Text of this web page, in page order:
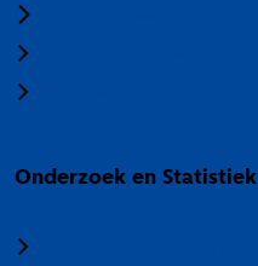
Onderzoek en Statistiek